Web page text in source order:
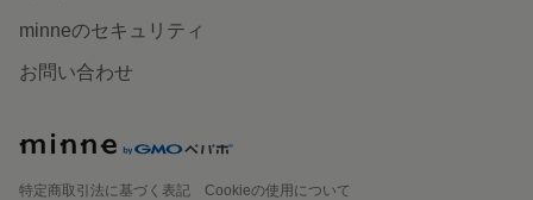
minneのセキュリティ
お問い合わせ
特定商取引法に基づく表記
Cookieの使用について